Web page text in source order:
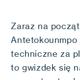
Zaraz na
Antetokounmpo
techniczne za
to gwizdek się